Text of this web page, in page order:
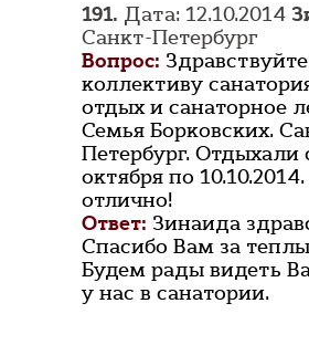
191. Дата: 12.10.2014
Санкт-Петербург
Вопрос:
коллективу
отдых и санаторное
Семья Борковских.
Петербург. Отдыхали
октября по
отлично!
Ответ: Зинаида
Спасибо Вам за
Будем рады видеть
у нас в санатории.